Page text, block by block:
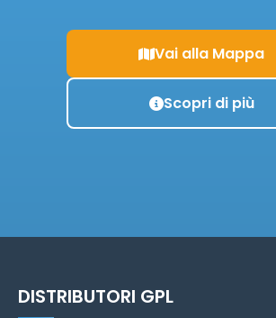
Vai alla Mappa
Scopri di più
DISTRIBUTORI GPL